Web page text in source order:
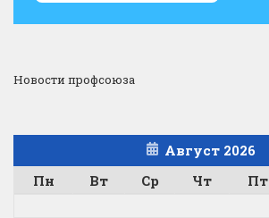
Новости профсоюза
Август 2026
Пн
Вт Ср Чт Пт